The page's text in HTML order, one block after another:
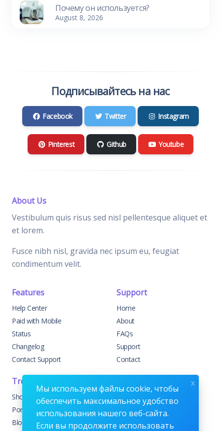
Почему он используется?
August 8, 2026
Подписывайтесь на нас
Facebook Twitter Instagram
Pinterest Github Youtube
About Us
Vestibulum quis risus sed nisl pellentesque aliquet et
et lorem.
Fusce nibh nisl, gravida nec ipsum eu, feugiat
condimentum velit.
Features
Help Center
Paid with Mobile
Status
Changelog
Contact Support
Support
Home
About
FAQs
Support
Contact
Trending
Shop
Portfolio
Blog
Knowledge Center
Custom Development
Sponsorships
Мы используем файлы cookie, чтобы
обеспечить максимальное удобство
использования нашего веб-сайта.
Если вы продолжите использовать
x